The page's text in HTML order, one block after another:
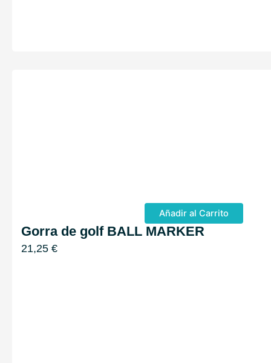
Añadir al Carrito
Gorra de golf BALL MARKER
21,25 €